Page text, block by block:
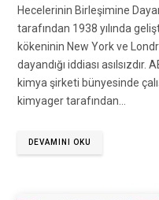
Hecelerinin Birleşimine
tarafından 1938 yılında
kökeninin New York ve
dayandığı iddiası
kimya şirketi bünyesinde
kimyager tarafından…
DEVAMINI OKU